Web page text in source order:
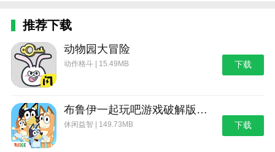
好用的，很多玩家一碰到烟雾弹就不知道怎么办了，而
我们则可以比较从容。
在载具驾驶方面，绝地求生
未来之役是支持载具的
自动驾驶的，这个自动驾驶非常像现实生活中的定速巡
不需要自己加油门，但是转向和躲避障碍物还是需要玩
家手动进行操控的。自动驾驶的好处就是在跑图的过程
中能够分开精力观察四周的情况，当然了，在熟悉游戏
推荐下载
动物园大冒险
动作格斗 | 15.49MB 下载
布鲁伊一起玩吧游戏破解版_布鲁伊：一起玩吧
休闲益智 | 149.73MB 下载